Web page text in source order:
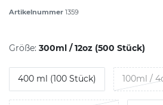
Artikelnummer 1359
Größe: 300ml / 12oz (500 Stück)
400 ml (100 Stück) 100ml /